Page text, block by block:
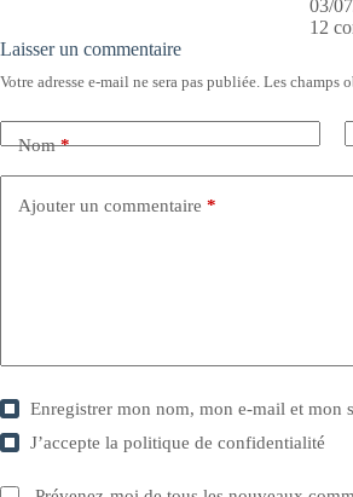
03/
12
Laisser un commentaire
Votre adresse e-mail ne sera pas publiée. Les champs
Nom*
Ajouter un commentaire *
Enregistrer mon nom, mon e-mail et mon
J’accepte lapolitique de confidentialité